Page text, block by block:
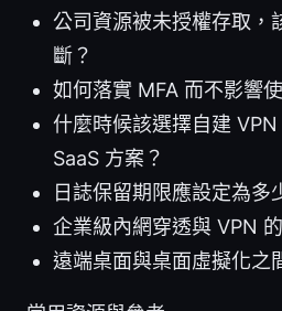
公司資源被未授權存取，
斷？
如何落實 MFA 而不影響
什麼時候該選擇自建
SaaS 方案？
日誌保留期限應設定為多
企業級內網穿透與 VPN
遠端桌面與桌面虛擬化之